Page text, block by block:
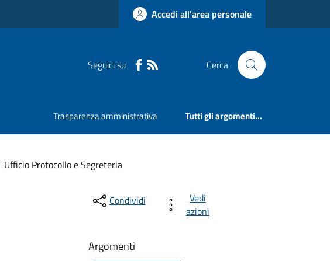
Accedi all'area personale
Seguici su Cerca
Trasparenza amministrativa Tutti gli argomenti...
Ufficio Protocollo e Segreteria
Condividi
Vedi
azioni
Argomenti